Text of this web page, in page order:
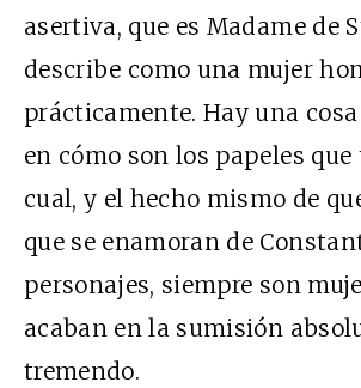
asertiva, que es Madame de
describe como una mujer
prácticamente. Hay una
en cómo son los papeles
cual, y el hecho mismo de
que se enamoran de
personajes, siempre son
acaban en la sumisión
tremendo.